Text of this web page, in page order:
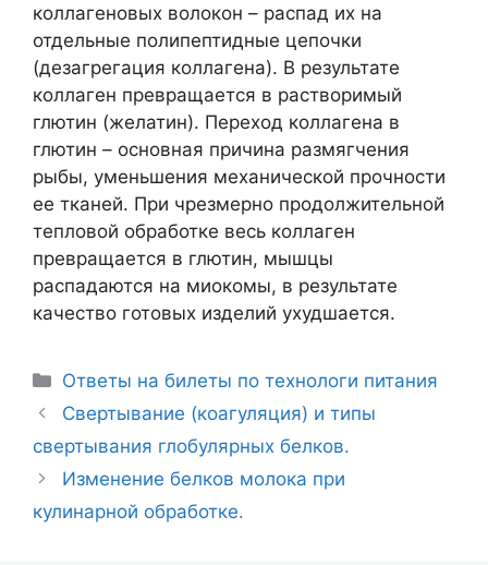
коллагеновых волокон – распад их на
отдельные полипептидные цепочки
(дезагрегация коллагена). В результате
коллаген превращается в растворимый
глютин (желатин). Переход коллагена в
глютин – основная причина размягчения
рыбы, уменьшения механической прочности
ее тканей. При чрезмерно продолжительной
тепловой обработке весь коллаген
превращается в глютин, мышцы
распадаются на миокомы, в результате
качество готовых изделий ухудшается.
Рубрики
Ответы на билеты по технологи питания
Навигация
Свертывание (коагуляция) и типы
свертывания глобулярных белков.
Изменение белков молока при
кулинарной обработке.